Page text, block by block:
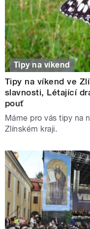
Tipy na víkend
Tipy na víkend ve
slavnosti, Létající
pouť
Máme pro vás tipy na
Zlínském kraji.